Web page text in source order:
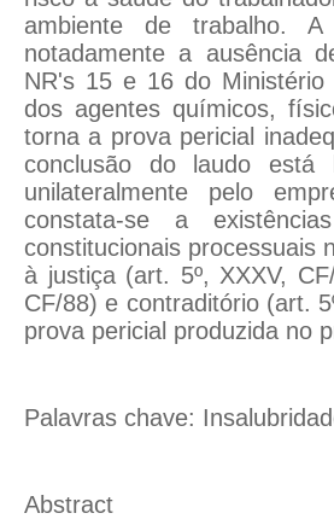
ambiente de trabalho. A
notadamente a ausência
NR's 15 e 16 do
dos agentes químicos,
torna a prova pericial
conclusão do laudo está
unilateralmente pelo
constata-se a
constitucionais processuais
à justiça (art. 5º, XXXV,
CF/88) e contraditório (art.
prova pericial produzida no
Palavras chave:
Abstract